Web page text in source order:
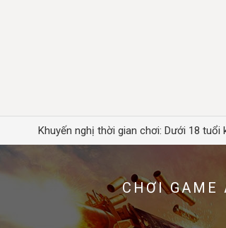
Khuyến nghị thời gian chơi: Dưới 18
CHƠI GAME